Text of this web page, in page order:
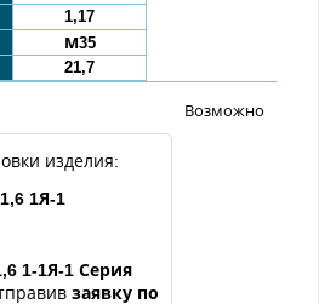
1,17
М35
21,7
изделия:
1Я-1
1-1Я-1 Серия
заявку по
Возможно